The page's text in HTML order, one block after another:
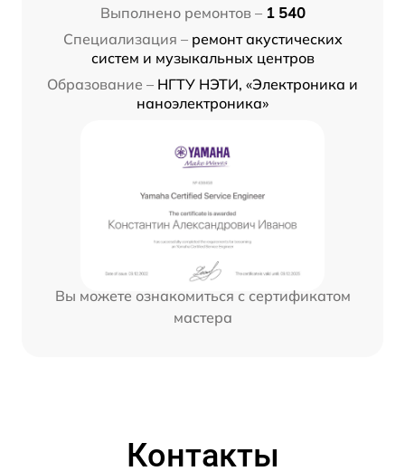
Выполнено ремонтов – 1 540
Специализация – ремонт акустических
систем и музыкальных центров
Образование – НГТУ НЭТИ, «Электроника и
наноэлектроника»
Вы можете ознакомиться с сертификатом
мастера
Контакты